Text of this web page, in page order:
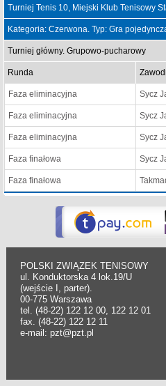
Turniej Tenis 10, Miejski Klub Tenisowy
Kategoria: Czerwona. Typ: Gra
Turniej główny. Grupowo-pucharowy
Runda
Faza eliminacyjna Sycz
Faza eliminacyjna Sycz
Faza eliminacyjna Sycz
Faza finałowa Sycz
Faza finałowa
POLSKI ZWIĄZEK TENISOWY
ul. Konduktorska 4 lok.19/U
(wejście I, parter).
00-775 Warszawa
tel. (48-22) 122 12 00, 122 12 01
fax. (48-22) 122 12 11
e-mail: pzt@pzt.pl